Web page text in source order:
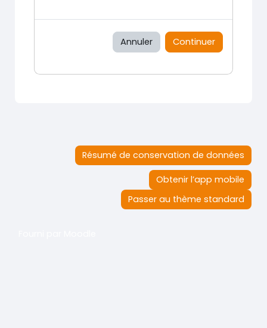
Annuler Continuer
Résumé de conservation de données
Obtenir l’app mobile
Passer au thème standard